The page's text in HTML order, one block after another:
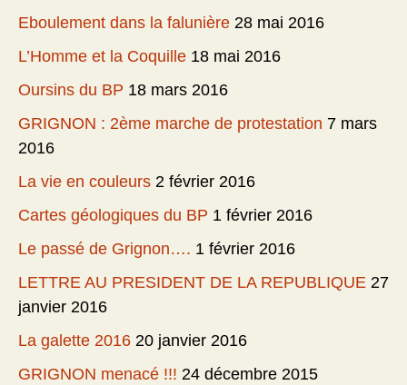
Eboulement dans la falunière 28 mai 2016
L’Homme et la Coquille 18 mai 2016
Oursins du BP 18 mars 2016
GRIGNON : 2ème marche de protestation 7 mars
2016
La vie en couleurs 2 février 2016
Cartes géologiques du BP 1 février 2016
Le passé de Grignon…. 1 février 2016
LETTRE AU PRESIDENT DE LA REPUBLIQUE 27
janvier 2016
La galette 2016 20 janvier 2016
GRIGNON menacé !!! 24 décembre 2015